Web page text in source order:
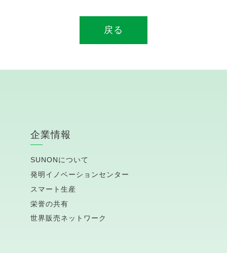
戻る
企業情報
SUNONについて
発明イノベーションセンター
スマート生産
栄誉の共有
世界販売ネットワーク